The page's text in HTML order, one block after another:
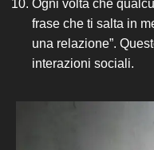
Ogni volta che
frase che ti salta in
una relazione”.
interazioni sociali.